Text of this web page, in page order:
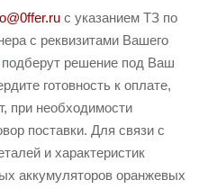
с указанием ТЗ по
с реквизитами Вашего
подберут решение под Ваш
готовность к оплате,
при необходимости
поставки. Для связи с
и характеристик
аккумуляторов оранжевых